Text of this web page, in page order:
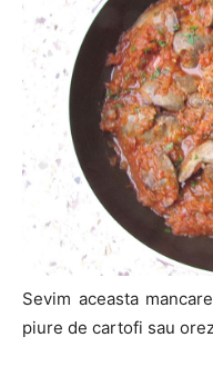
Sevim aceasta
piure de cartofi sau